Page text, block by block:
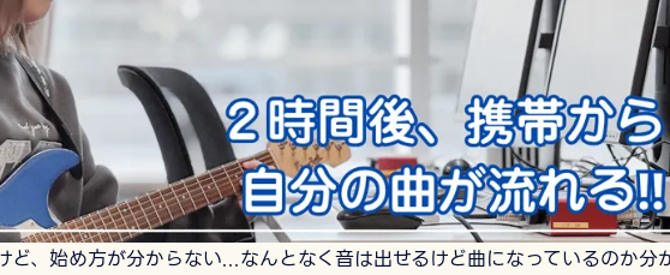
ど、始め方が分からない...なんとなく音は出せるけど曲になっているのか